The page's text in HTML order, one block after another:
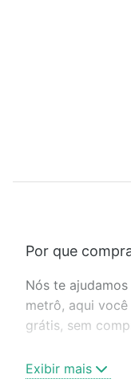
Por que
Nós te
metrô, aqui
grátis, sem
Exibir mais